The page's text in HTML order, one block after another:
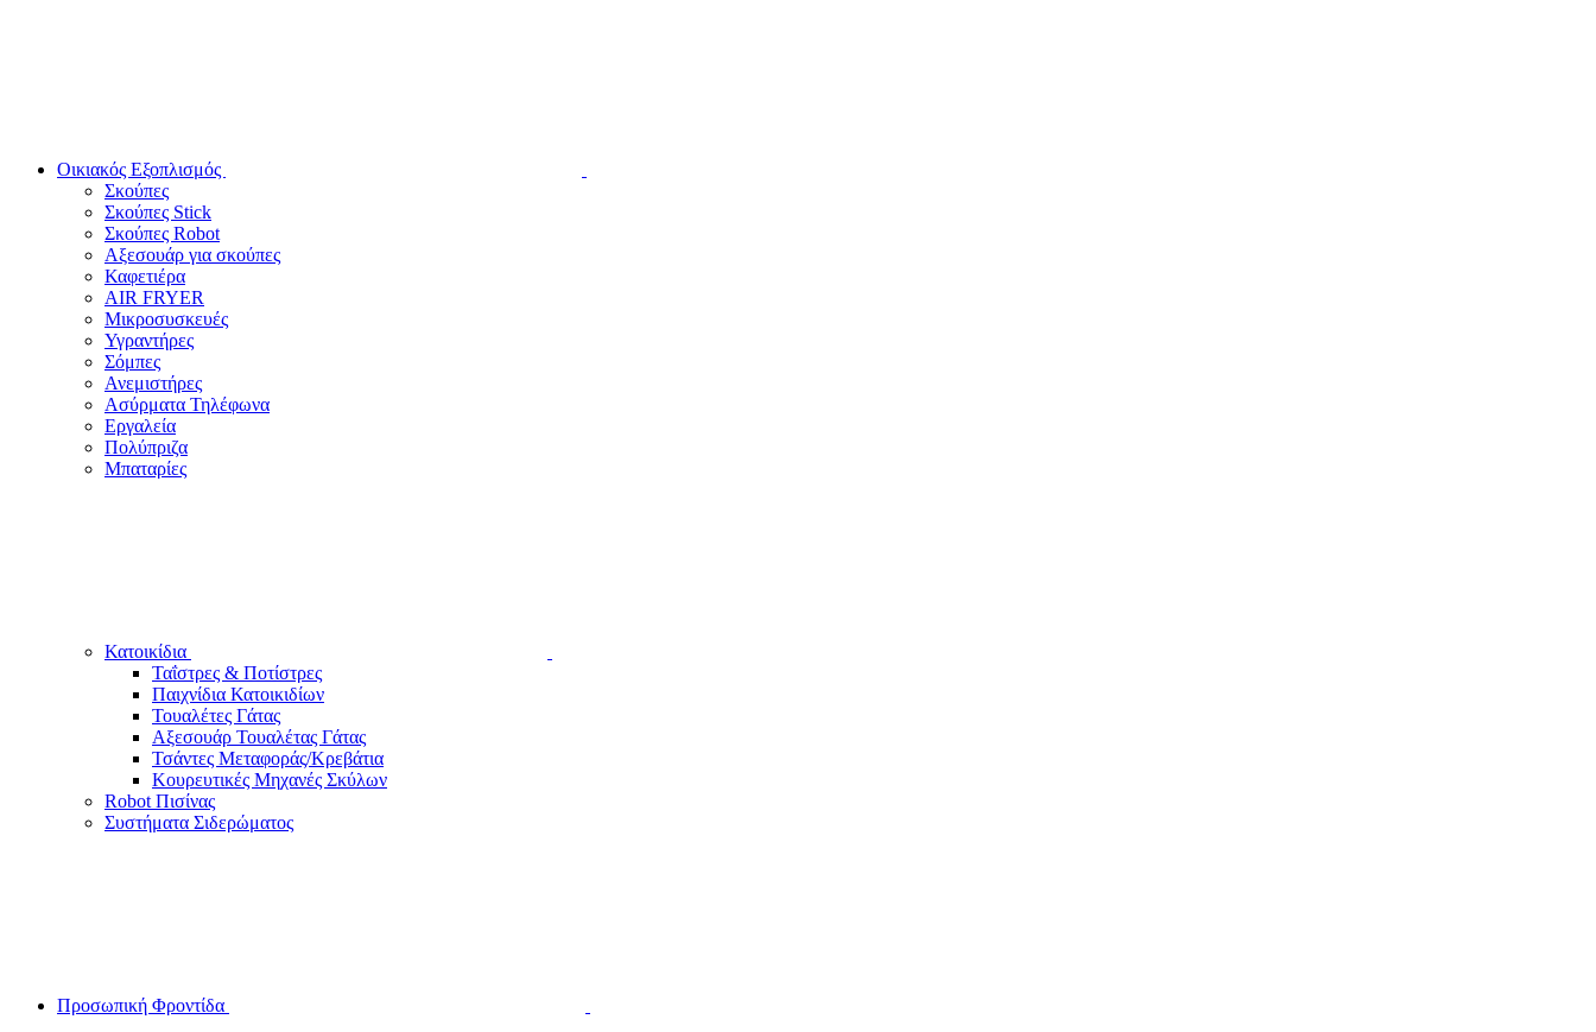
Οικιακός Εξοπλισμός
Σκούπες
Σκούπες Stick
Σκούπες Robot
Αξεσουάρ για σκούπες
Καφετιέρα
AIR FRYER
Μικροσυσκευές
Υγραντήρες
Σόμπες
Ανεμιστήρες
Ασύρματα Τηλέφωνα
Εργαλεία
Πολύπριζα
Μπαταρίες
Κατοικίδια
Ταΐστρες & Ποτίστρες
Παιχνίδια Κατοικιδίων
Τουαλέτες Γάτας
Αξεσουάρ Τουαλέτας Γάτας
Τσάντες Μεταφοράς/Κρεβάτια
Κουρευτικές Μηχανές Σκύλων
Robot Πισίνας
Συστήματα Σιδερώματος
Προσωπική Φροντίδα